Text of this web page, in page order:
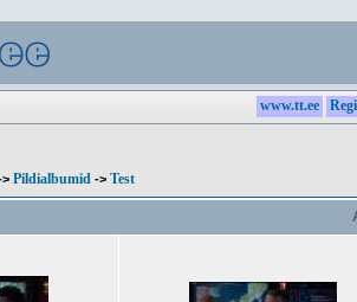
www.tt.ee
> Pildialbumid -> Test